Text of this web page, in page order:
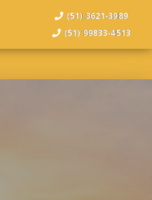
(51) 3621-3989
(51) 99833-4513